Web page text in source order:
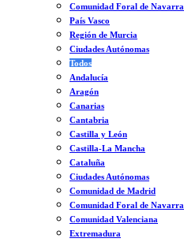
Comunidad Foral de Navarra
País Vasco
Región de Murcia
Ciudades Autónomas
Todos
Andalucía
Aragón
Canarias
Cantabria
Castilla y León
Castilla-La Mancha
Cataluña
Ciudades Autónomas
Comunidad de Madrid
Comunidad Foral de Navarra
Comunidad Valenciana
Extremadura